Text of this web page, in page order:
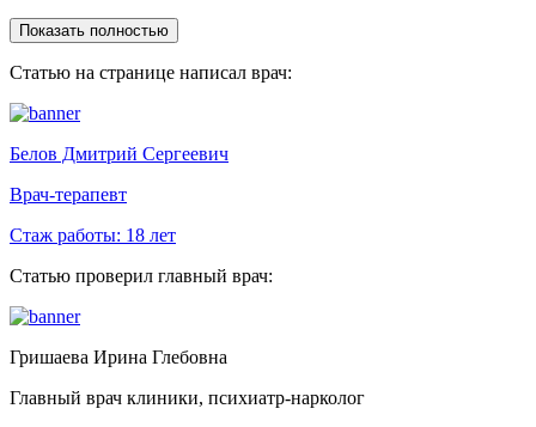
Показать полностью
Статью на странице написал врач:
Белов Дмитрий Сергеевич
Врач-терапевт
Стаж работы: 18 лет
Статью проверил главный врач:
Гришаева Ирина Глебовна
Главный врач клиники, психиатр-нарколог